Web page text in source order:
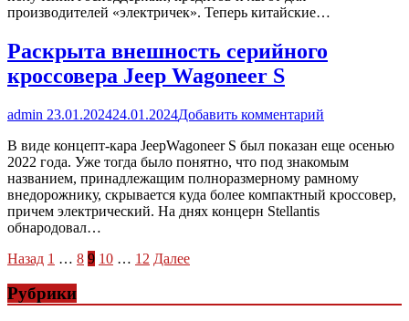
производителей «электричек». Теперь китайские…
Раскрыта внешность серийного
кроссовера Jeep Wagoneer S
admin 23.01.202424.01.2024Добавить комментарий
В виде концепт-кара JeepWagoneer S был показан еще осенью
2022 года. Уже тогда было понятно, что под знакомым
названием, принадлежащим полноразмерному рамному
внедорожнику, скрывается куда более компактный кроссовер,
причем электрический. На днях концерн Stellantis
обнародовал…
Пагинация
записей
Назад 1 … 8 9 10 … 12 Далее
Рубрики